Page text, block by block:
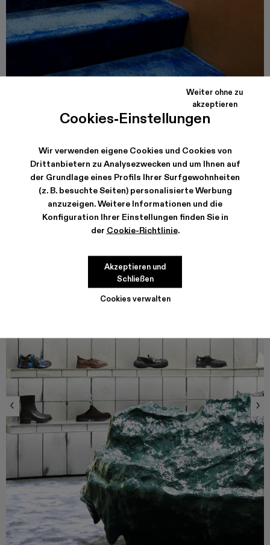
Cookies-Einstellungen
Wir verwenden eigene Cookies und Cookies von
Drittanbietern zu Analysezwecken und um Ihnen auf
der Grundlage eines Profils Ihrer Surfgewohnheiten
(z. B. besuchte Seiten) personalisierte Werbung
anzuzeigen. Weitere Informationen und die
Konfiguration Ihrer Einstellungen finden Sie in
der Cookie-Richtlinie.
Cookies verwalten
Weiter ohne zu
akzeptieren
Akzeptieren und
Schließen
CAMPER CALLE VALENCIA
Details zum Store ansehen